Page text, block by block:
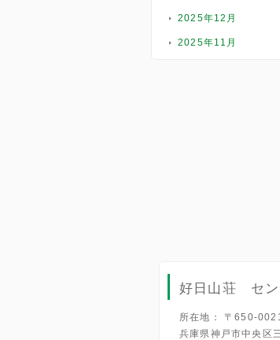
2025年12月
2025年11月
好日山荘 セン
所在地： 〒650-
兵庫県神戸市中央区